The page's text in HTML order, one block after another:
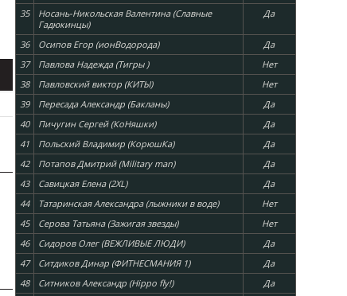
35
Носань-Никольская Валентина (Славные
Гадюкинцы)
Да
36 Осипов Егор (ионВодорода)
Да
37
Павлова Надежда (Тигры )
Нет
38
Павловский виктор (КИТЫ)
Нет
39
Пересада Александр (Бакланы)
Да
40
Пичугин Сергей (КоНяшки)
Да
41
Польский Владимир (КорюшКа)
Да
42
Потапов Дмитрий (Military man)
Да
43
Савицкая Елена (2XL)
Да
44
Татаринская Александра (лыжники в воде)
Нет
45
Серова Татьяна (Зажигая звезды)
Нет
46
Сидоров Олег (ВЕЖЛИВЫЕ ЛЮДИ)
Да
47
Ситдиков Динар (ФИТНЕСМАНИЯ 1)
Да
48
Ситников Александр (Hippo fly!)
Да